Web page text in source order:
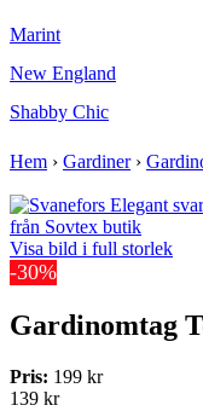
Marint
New England
Shabby Chic
Hem › Gardiner›
Visa bild i full storlek
-30%
Gardinomtag
Pris: 199 kr
139 kr